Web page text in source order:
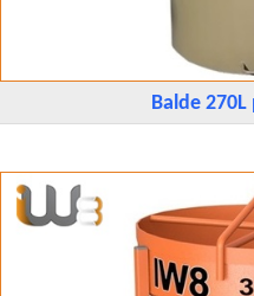
Balde